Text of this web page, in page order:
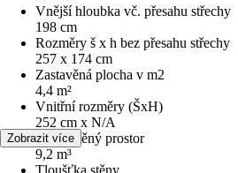
Vnější hloubka vč. přesahu střechy
198 cm
Rozměry š x h bez přesahu střechy
257 x 174 cm
Zastavěná plocha v m2
4,4 m²
Vnitřní rozměry (ŠxH)
252 cm x N/A
Obestavěný prostor
9,2 m³
Tloušťka stěny
Zobrazit více